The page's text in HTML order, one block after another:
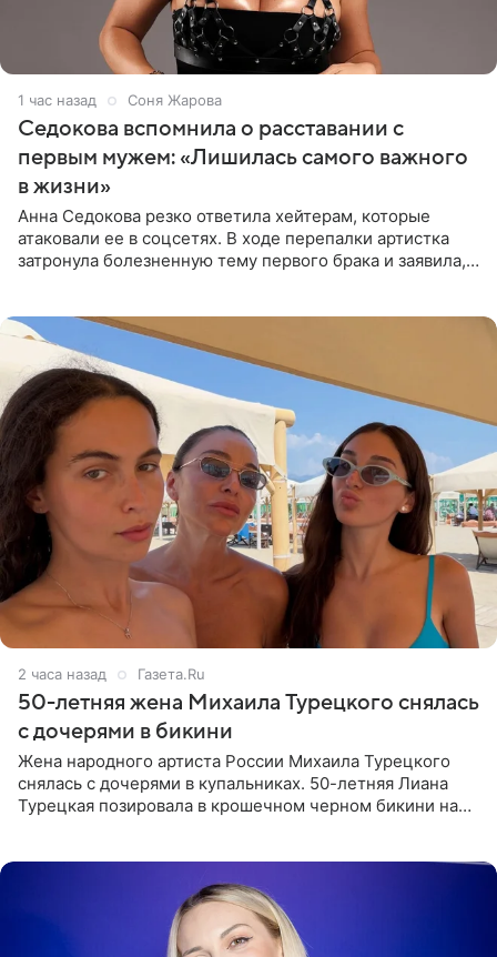
1 час назад Соня Жарова
Седокова вспомнила о расставании с
первым мужем: «Лишилась самого важного
в жизни»
Анна Седокова резко ответила хейтерам, которые
атаковали ее в соцсетях. В ходе перепалки артистка
затронула болезненную тему первого брака и заявила,
2 часа назад Газета.Ru
50-летняя жена Михаила Турецкого снялась
с дочерями в бикини
Жена народного артиста России Михаила Турецкого
снялась с дочерями в купальниках. 50-летняя Лиана
Турецкая позировала в крошечном черном бикини на